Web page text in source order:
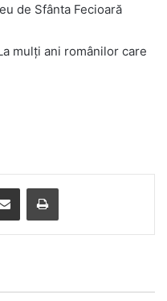
de Sfânta Fecioară
mulţi ani românilor care